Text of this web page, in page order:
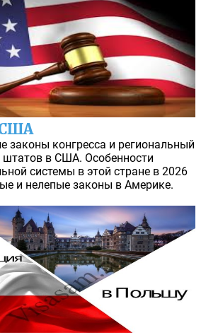
законы конгресса и региональный
штатов в США. Особенности
системы в этой стране в 2026
и нелепые законы в Америке.